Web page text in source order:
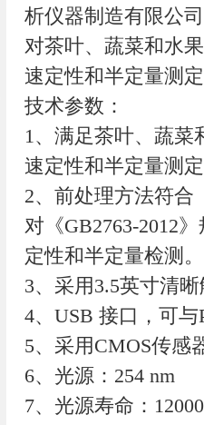
析仪器制造有限公
对茶叶、蔬菜和水
速定性和半定量测
技术参数：
1、满足茶叶、蔬菜
速定性和半定量测
2、前处理方法符合
对《GB2763-2012
定性和半定量检测。
3、采用3.5英寸清
4、USB 接口，可
5、采用CMOS传感
6、光源：254 nm
7、光源寿命：